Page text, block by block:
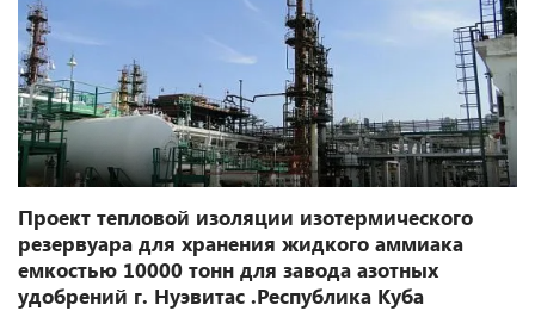
Проект тепловой изоляции изотермического
резервуара для хранения жидкого аммиака
емкостью 10000 тонн для завода азотных
удобрений г. Нуэвитас .Республика Куба